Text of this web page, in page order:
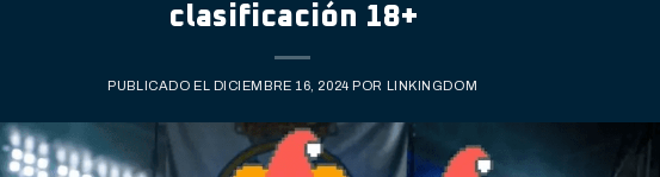
clasificación 18+
PUBLICADO EL DICIEMBRE 16, 2024 POR LINKINGDOM